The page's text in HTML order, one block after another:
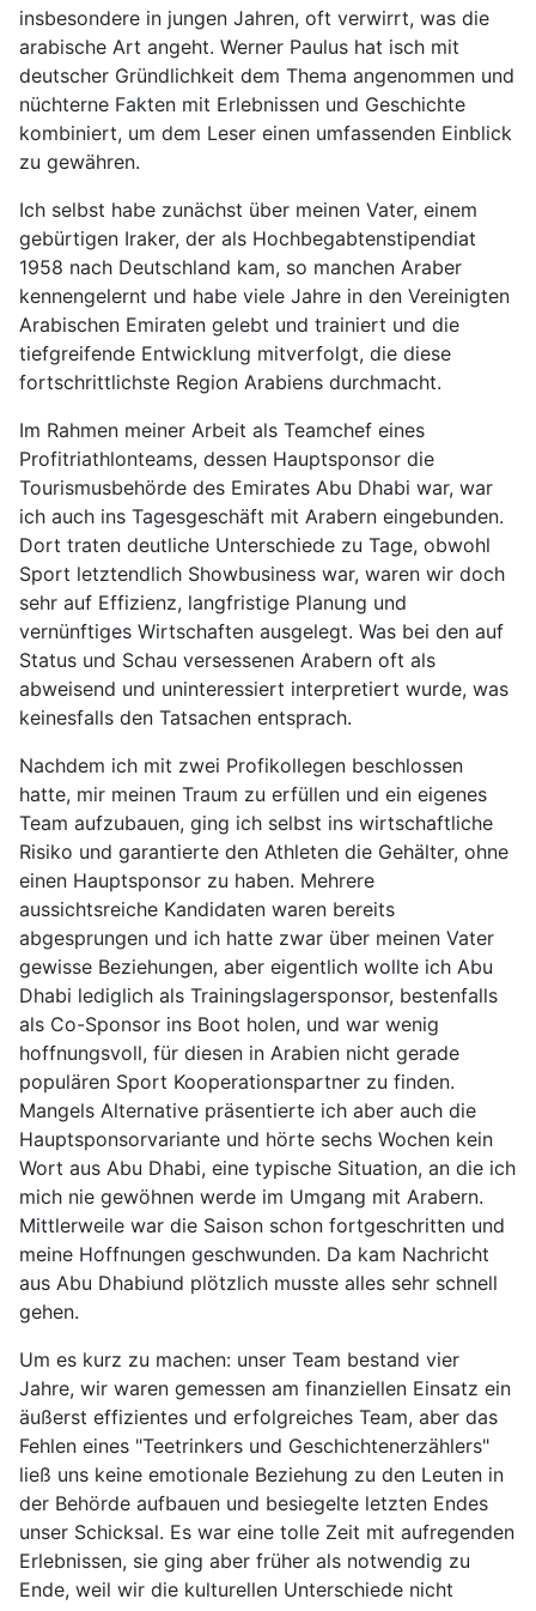
insbesondere in jungen Jahren, oft verwirrt, was die
arabische Art angeht. Werner Paulus hat isch mit
deutscher Gründlichkeit dem Thema angenommen und
nüchterne Fakten mit Erlebnissen und Geschichte
kombiniert, um dem Leser einen umfassenden Einblick
zu gewähren.
Ich selbst habe zunächst über meinen Vater, einem
gebürtigen Iraker, der als Hochbegabtenstipendiat
1958 nach Deutschland kam, so manchen Araber
kennengelernt und habe viele Jahre in den Vereinigten
Arabischen Emiraten gelebt und trainiert und die
tiefgreifende Entwicklung mitverfolgt, die diese
fortschrittlichste Region Arabiens durchmacht.
Im Rahmen meiner Arbeit als Teamchef eines
Profitriathlonteams, dessen Hauptsponsor die
Tourismusbehörde des Emirates Abu Dhabi war, war
ich auch ins Tagesgeschäft mit Arabern eingebunden.
Dort traten deutliche Unterschiede zu Tage, obwohl
Sport letztendlich Showbusiness war, waren wir doch
sehr auf Effizienz, langfristige Planung und
vernünftiges Wirtschaften ausgelegt. Was bei den auf
Status und Schau versessenen Arabern oft als
abweisend und uninteressiert interpretiert wurde, was
keinesfalls den Tatsachen entsprach.
Nachdem ich mit zwei Profikollegen beschlossen
hatte, mir meinen Traum zu erfüllen und ein eigenes
Team aufzubauen, ging ich selbst ins wirtschaftliche
Risiko und garantierte den Athleten die Gehälter, ohne
einen Hauptsponsor zu haben. Mehrere
aussichtsreiche Kandidaten waren bereits
abgesprungen und ich hatte zwar über meinen Vater
gewisse Beziehungen, aber eigentlich wollte ich Abu
Dhabi lediglich als Trainingslagersponsor, bestenfalls
als Co-Sponsor ins Boot holen, und war wenig
hoffnungsvoll, für diesen in Arabien nicht gerade
populären Sport Kooperationspartner zu finden.
Mangels Alternative präsentierte ich aber auch die
Hauptsponsorvariante und hörte sechs Wochen kein
Wort aus Abu Dhabi, eine typische Situation, an die ich
mich nie gewöhnen werde im Umgang mit Arabern.
Mittlerweile war die Saison schon fortgeschritten und
meine Hoffnungen geschwunden. Da kam Nachricht
aus Abu Dhabiund plötzlich musste alles sehr schnell
gehen.
Um es kurz zu machen: unser Team bestand vier
Jahre, wir waren gemessen am finanziellen Einsatz ein
äußerst effizientes und erfolgreiches Team, aber das
Fehlen eines "Teetrinkers und Geschichtenerzählers"
ließ uns keine emotionale Beziehung zu den Leuten in
der Behörde aufbauen und besiegelte letzten Endes
unser Schicksal. Es war eine tolle Zeit mit aufregenden
Erlebnissen, sie ging aber früher als notwendig zu
Ende, weil wir die kulturellen Unterschiede nicht